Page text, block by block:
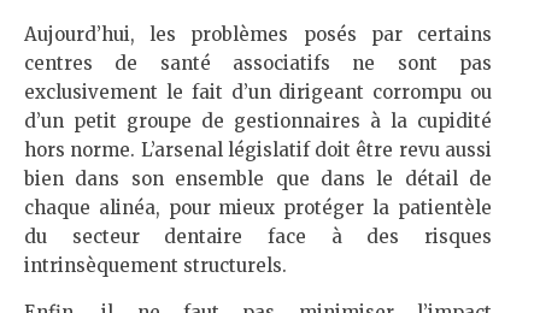
Aujourd’hui, les problèmes posés par certains
centres de santé associatifs ne sont pas
exclusivement le fait d’un dirigeant corrompu ou
d’un petit groupe de gestionnaires à la cupidité
hors norme. L’arsenal législatif doit être revu aussi
bien dans son ensemble que dans le détail de
chaque alinéa, pour mieux protéger la patientèle
du secteur dentaire face à des risques
intrinsèquement structurels.